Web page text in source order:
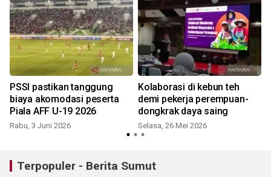
PSSI pastikan tanggung
biaya akomodasi peserta
Piala AFF U-19 2026
Rabu, 3 Juni 2026
Kolaborasi di kebun teh
demi pekerja perempuan-
dongkrak daya saing
Selasa, 26 Mei 2026
Terpopuler - Berita Sumut